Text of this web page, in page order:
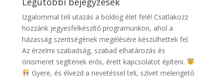
Izgalommal teli utazás a boldog élet felé! Csatlakozz
hozzánk jegyesfelkészítő programunkon, ahol a
házasság szentségének megélésére készülhettek fel.
Az érzelmi szabadság, szabad elhatározás és
önismeret segítenek erős, érett kapcsolatot építeni.
Gyere, és élvezd a nevetéssel teli, szívet melengető